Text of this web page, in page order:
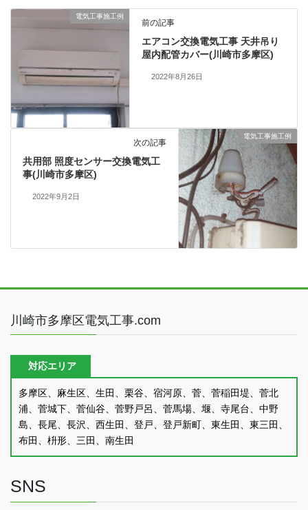
電気工事施工例
前の記事
エアコン交換電気工事 天井吊り
屋内配管カバー(川崎市多摩区)
2022年8月26日
電気工事施工例
次の記事
共用部 照度センサー交換電気工
事(川崎市多摩区)
2022年9月2日
川崎市多摩区電気工事.com
対応エリア
多摩区、麻生区、生田、栗谷、宿河原、菅、菅稲田堤、菅北
浦、菅城下、菅仙谷、菅野戸呂、菅馬場、堰、寺尾台、中野
島、長尾、長沢、西生田、登戸、登戸新町、東生田、東三田、
布田、枡形、三田、南生田
SNS